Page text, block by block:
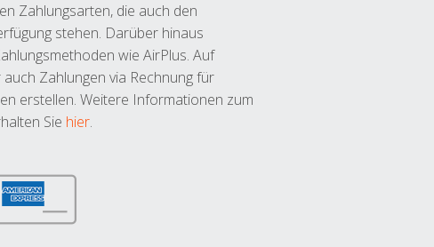
Zahlungsarten, die auch den
stehen. Darüber hinaus
wie AirPlus. Auf
Zahlungen via Rechnung für
erstellen. Weitere Informationen zum
Sie hier.